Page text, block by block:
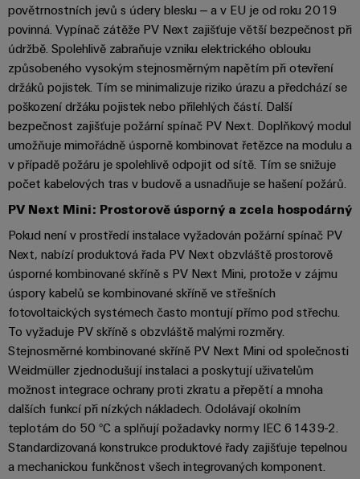
Výrobci
zařízení
Inovativní
řešení
konektivity
pro
zařízení
Železnice
Moderní
a
digitální
řešení
klimaticky
šetrnou
mobilitu
železniční
dopravě
Software
Štítky
značení
Průmyslové
tiskárny
Průmyslové
osvětlení
Infrastruktura
skříněk
Montážní
služba
Sestavené
nosné
lišty
Upravené
a
vybavené
povětrnostních jevů s údery blesku – a v EU je od roku 2019
povinná. Vypínač zátěže PV Next zajišťuje větší bezpečnost při
údržbě. Spolehlivě zabraňuje vzniku elektrického oblouku
způsobeného vysokým stejnosměrným napětím při otevření
držáků pojistek. Tím se minimalizuje riziko úrazu a předchází se
poškození držáku pojistek nebo přilehlých částí. Další
bezpečnost zajišťuje požární spínač PV Next. Doplňkový modul
umožňuje mimořádně úsporně kombinovat řetězce na modulu a
v případě požáru je spolehlivě odpojit od sítě. Tím se snižuje
počet kabelových tras v budově a usnadňuje se hašení požárů.
PV Next Mini: Prostorově úsporný a zcela hospodárný
Pokud není v prostředí instalace vyžadován požární spínač PV
Next, nabízí produktová řada PV Next obzvláště prostorově
úsporné kombinované skříně s PV Next Mini, protože v zájmu
úspory kabelů se kombinované skříně ve střešních
fotovoltaických systémech často montují přímo pod střechu.
To vyžaduje PV skříně s obzvláště malými rozměry.
Stejnosměrné kombinované skříně PV Next Mini od společnosti
Weidmüller zjednodušují instalaci a poskytují uživatelům
možnost integrace ochrany proti zkratu a přepětí a mnoha
dalších funkcí při nízkých nákladech. Odolávají okolním
teplotám do 50 °C a splňují požadavky normy IEC 61439-2.
Standardizovaná konstrukce produktové řady zajišťuje tepelnou
a mechanickou funkčnost všech integrovaných komponent.